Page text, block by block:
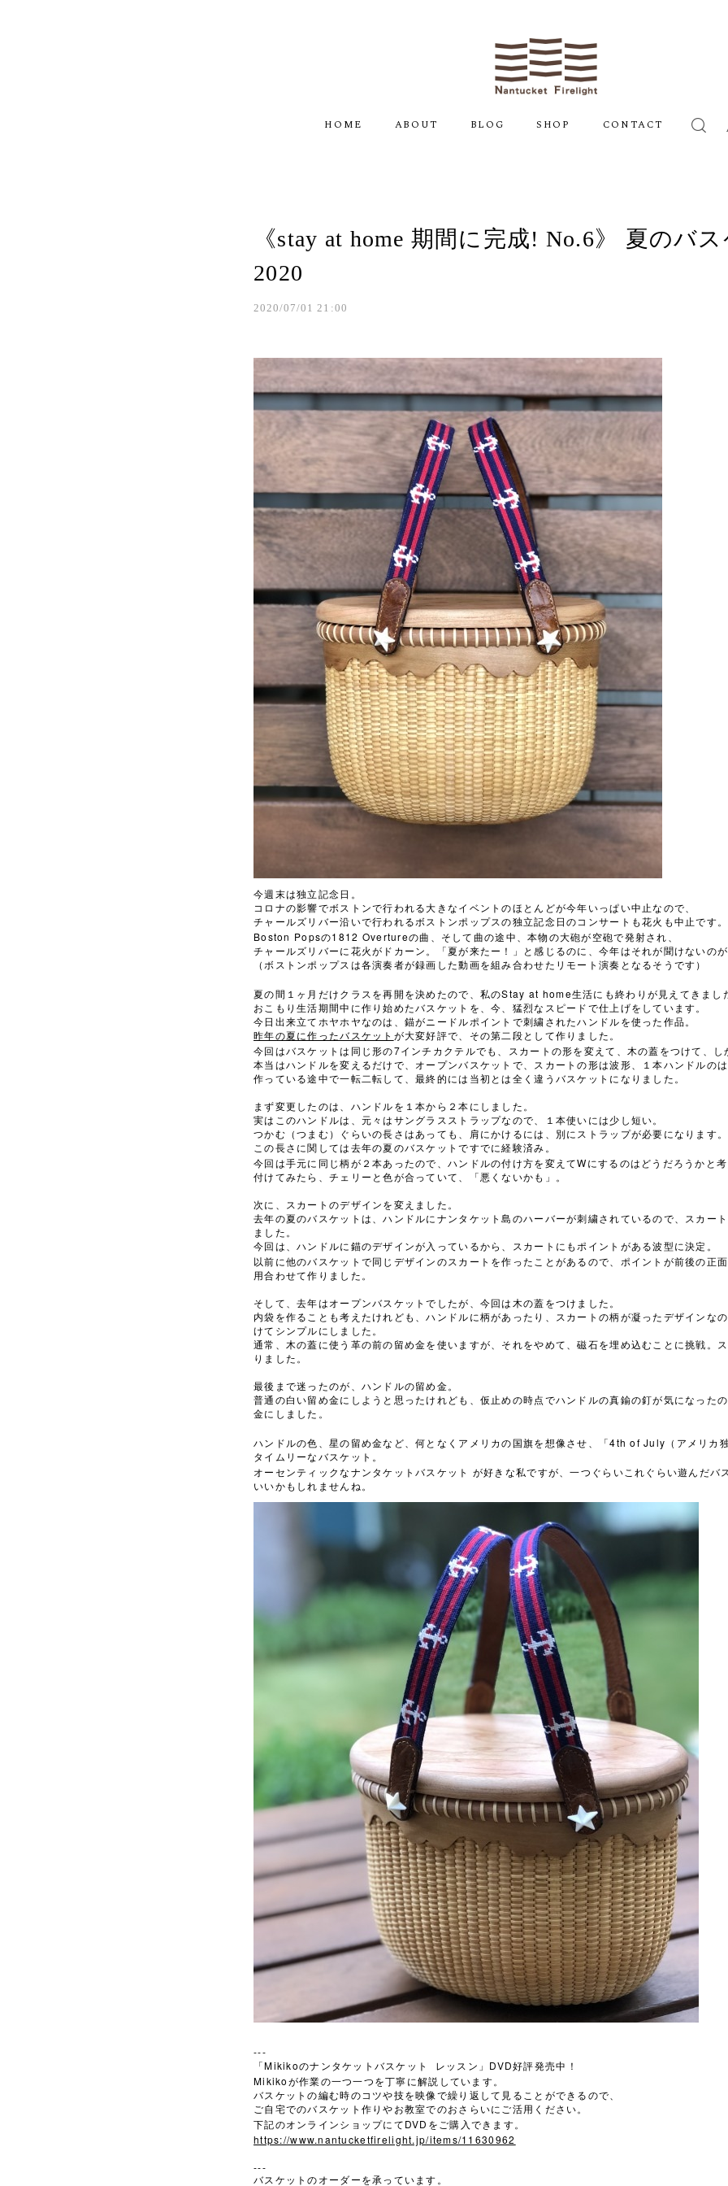
HOME ABOUT BLOG SHOP CONTACT
《stay at home 期間に完成! No.6》 夏のバス
2020
2020/07/01 21:00
今週末は独立記念日。
コロナの影響でボストンで行われる大きなイベントのほとんどが今年いっぱい中止なので、
チャールズリバー沿いで行われるボストンポップスの独立記念日のコンサートも花火も中止です。
Boston Popsの1812 Overtureの曲、そして曲の途中、本物の大砲が空砲で発射され、
チャールズリバーに花火がドカーン。「夏が来たー！」と感じるのに、今年はそれが聞けないのが
（ボストンポップスは各演奏者が録画した動画を組み合わせたリモート演奏となるそうです）
夏の間１ヶ月だけクラスを再開を決めたので、私のStay at home生活にも終わりが見えてきまし
おこもり生活期間中に作り始めたバスケットを、今、猛烈なスピードで仕上げをしています。
今日出来立てホヤホヤなのは、錨がニードルポイントで刺繍されたハンドルを使った作品。
昨年の夏に作ったバスケット が大変好評で、その第二段として作りました。
今回はバスケットは同じ形の7インチカクテルでも、スカートの形を変えて、木の蓋をつけて、し
本当はハンドルを変えるだけで、オープンバスケットで、スカートの形は波形、１本ハンドルのは
作っている途中で一転二転して、最終的には当初とは全く違うバスケットになりました。
まず変更したのは、ハンドルを１本から２本にしました。
実はこのハンドルは、元々はサングラスストラップなので、１本使いには少し短い。
つかむ（つまむ）ぐらいの長さはあっても、肩にかけるには、別にストラップが必要になります。
この長さに関しては去年の夏のバスケットですでに経験済み。
今回は手元に同じ柄が２本あったので、ハンドルの付け方を変えてW にするのはどうだろうかと考
付けてみたら、チェリーと色が合っていて、「悪くないかも」。
次に、スカートのデザインを変えました。
去年の夏のバスケットは、ハンドルにナンタケット島のハーバーが刺繍されているので、スカー
ました。
今回は、ハンドルに錨のデザインが入っているから、スカートにもポイントがある波型に決定。
以前に他のバスケットで同じデザインのスカートを作ったことがあるので、ポイントが前後の正
用合わせて作りました。
そして、去年はオープンバスケットでしたが、今回は木の蓋をつけました。
内袋を作ることも考えたけれども、ハンドルに柄があったり、スカートの柄が凝ったデザインな
けてシンプルにしました。
通常、木の蓋に使う革の前の留め金を使いますが、それをやめて、磁石を埋め込むことに挑戦。
りました。
最後まで迷ったのが、ハンドルの留め金。
普通の白い留め金にしようと思ったけれども、仮止めの時点でハンドルの真鍮の釘が気になった
金にしました。
ハンドルの色、星の留め金など、何となくアメリカの国旗を想像させ、「4th of July （アメリカ
タイムリーなバスケット。
オーセンティックなナンタケットバスケット
が好きな私ですが、一つぐらいこれぐらい遊んだバ
いいかもしれませんね。
---
「Mikikoのナンタケットバスケット レッスン」 DVD好評発売中！
Mikiko が作業の一つ一つを丁寧に解説しています。
バスケットの編む時のコツや技を映像で繰り返して見ることができるので、
ご自宅でのバスケット作りやお教室でのおさらいにご活用ください。
下記のオンラインショップにて DVD をご購入できます。
https://www.nantucketfirelight.jp/items/11630962
---
バスケットのオーダーを承っています。